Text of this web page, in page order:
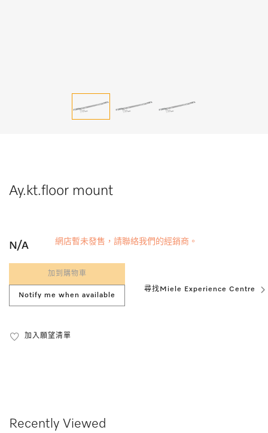
Ay.kt.floor mount
N/A 網店暫未發售，請聯絡我們的經銷商。
加到購物車
Notify me when available
尋找Miele Experience Centre
加入願望清單
Recently Viewed